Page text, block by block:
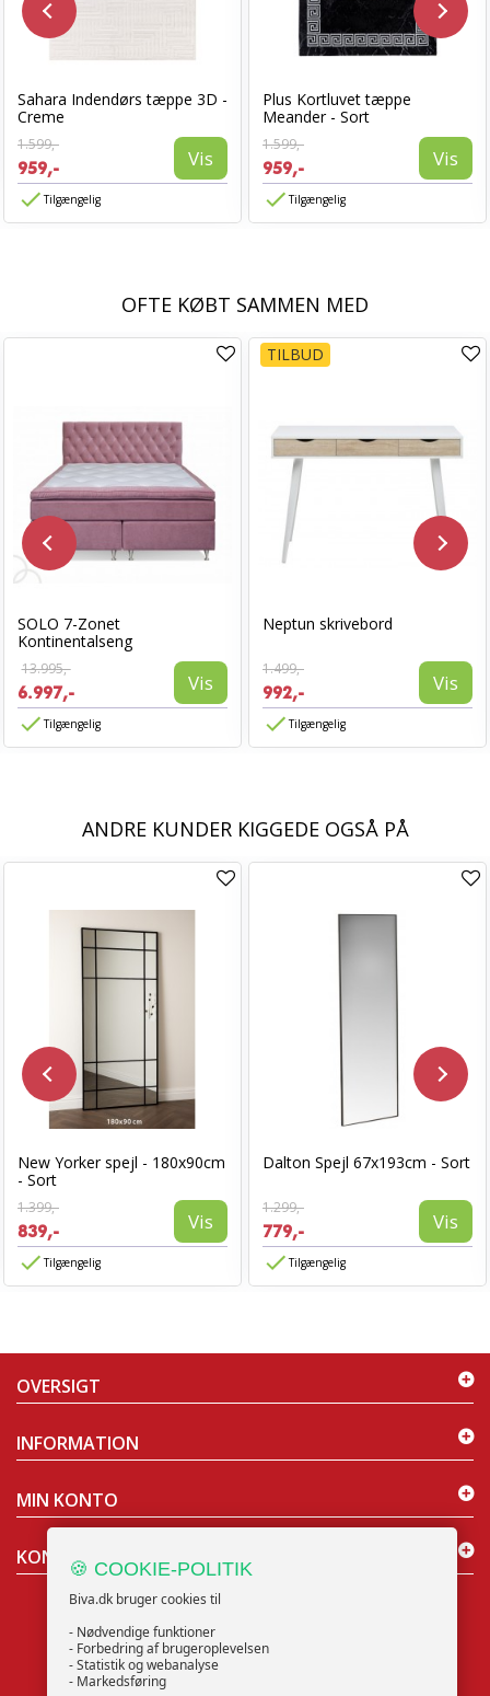
Sahara Indendørs tæppe 3D -
Creme
1.599,-
959,- Vis
Tilgængelig
Plus Kortluvet tæppe
Meander - Sort
1.599,-
959,- Vis
Tilgængelig
OFTE KØBT SAMMEN MED
SOLO 7-Zonet
Kontinentalseng
13.995,-
6.997,- Vis
Tilgængelig
TILBUD
Neptun skrivebord
1.499,-
992,- Vis
Tilgængelig
ANDRE KUNDER KIGGEDE OGSÅ PÅ
New Yorker spejl - 180x90cm
- Sort
1.399,-
839,- Vis
Tilgængelig
Dalton Spejl 67x193cm - Sort
1.299,-
779,- Vis
Tilgængelig
OVERSIGT
INFORMATION
MIN KONTO
KONTAKT OS
NYHEDSBREV
🍪 COOKIE-POLITIK
Biva.dk bruger cookies til
- Nødvendige funktioner
- Forbedring af brugeroplevelsen
- Statistik og webanalyse
- Markedsføring